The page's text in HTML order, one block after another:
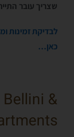
שצריך עובר
כאן…
&